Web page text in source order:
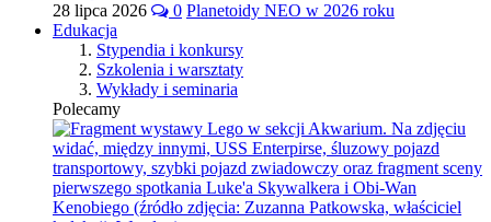
28 lipca 2026 0 Planetoidy NEO w 2026 roku
Edukacja
Stypendia i konkursy
Szkolenia i warsztaty
Wykłady i seminaria
Polecamy